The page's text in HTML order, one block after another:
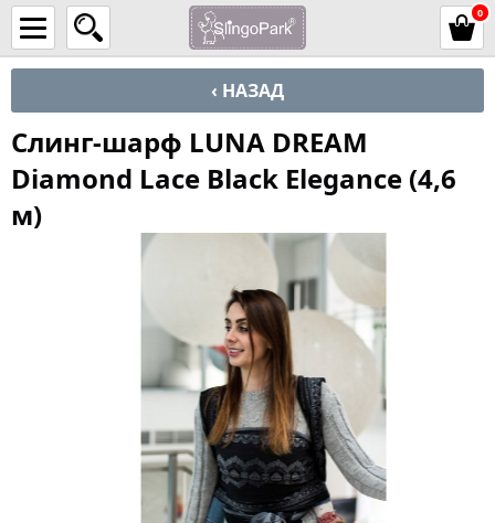
0
‹ НАЗАД
Слинг-шарф LUNA DREAM
Diamond Lace Black Elegance (4,6
м)